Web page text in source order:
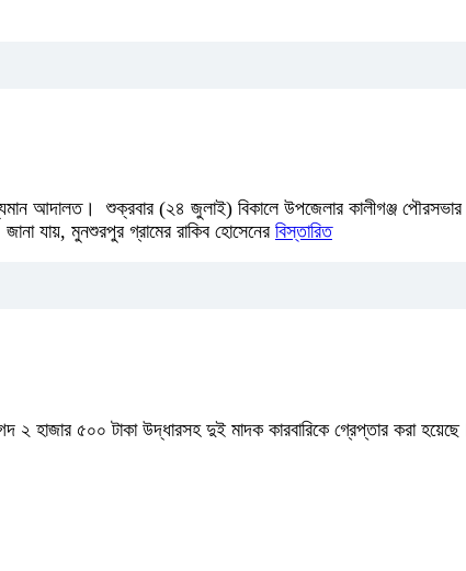
আদালত। শুক্রবার (২৪ জুলাই) বিকালে উপজেলার কালীগঞ্জ পৌরসভার
যায়, মুনশুরপুর গ্রামের রাকিব হোসেনের বিস্তারিত
২ হাজার ৫০০ টাকা উদ্ধারসহ দুই মাদক কারবারিকে গ্রেপ্তার করা